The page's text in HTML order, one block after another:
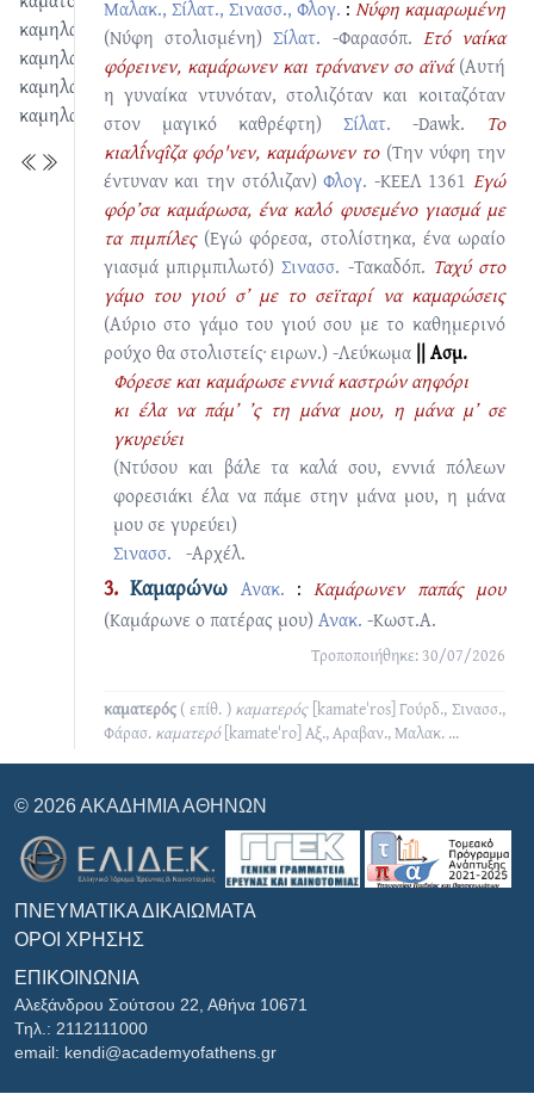
καμηλάγκαθο
καμηλάρης
καμηλάτης
καμηλαύκι
Μαλακ., Σίλατ., Σινασσ., Φλογ. : Νύφη καμαρωμένη
(Νύφη στολισμένη)Σίλατ. -Φαρασόπ. Ετό ναίκα
φόρεινεν, καμάρωνεν και τράνανεν σο αϊνά (Αυτή
η γυναίκα ντυνόταν, στολιζόταν και κοιταζόταν
στον μαγικό καθρέφτη) Σίλατ. -Dawk.
Το
κιαλι̂́νqι̂ζα φόρ'νεν, καμάρωνεν το (Την νύφη την
έντυναν και την στόλιζαν)Φλογ. -ΚΕΕΛ 1361 Εγώ
φόρ’σα καμάρωσα, ένα καλό φυσεμένo γιασμά με
τα πιμπίλες (Εγώ φόρεσα, στολίστηκα, ένα ωραίο
γιασμά μπιρμπιλωτό)Σινασσ. -Τακαδόπ. Ταχύ στο
γάμο του γιού σ’ με το σεϊταρί να καμαρώσεις
(Αύριο στο γάμο του γιού σου με το καθημερινό
ρούχο θα στολιστείς· ειρων.) -Λεύκωμα || Ασμ.
Φόρεσε και καμάρωσε εννιά καστρών αηφόρι
κι έλα να πάμ’ ’ς τη μάνα μου, η μάνα μ’ σε
γκυρεύει
(Ντύσου και βάλε τα καλά σου, εννιά πόλεων
φορεσιάκι έλα να πάμε στην μάνα μου, η μάνα
μου σε γυρεύει)
Σινασσ. -Αρχέλ.
3.Καμαρώνω Ανακ. :Καμάρωνεν παπάς μου
(Καμάρωνε ο πατέρας μου) Ανακ. -Κωστ.Α.
Τροποποιήθηκε: 30/07/2026
καματερός ( επίθ. ) καματερός [kamateˈros] Γούρδ., Σινασσ.,
Φάρασ. καματερό [kamateˈro] Αξ., Αραβαν., Μαλακ. ...
© 2026 ΑΚΑΔΗΜΊΑ ΑΘΗΝΏΝ
ΠΝΕΥΜΑΤΙΚΆ ΔΙΚΑΙΏΜΑΤΑ
ΌΡΟΙ ΧΡΉΣΗΣ
ΕΠΙΚΟΙΝΩΝΊΑ
Αλεξάνδρου Σούτσου 22, Αθήνα 10671
Τηλ.: 2112111000
email: kendi@academyofathens.gr